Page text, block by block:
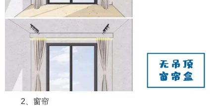
2 、窗帘